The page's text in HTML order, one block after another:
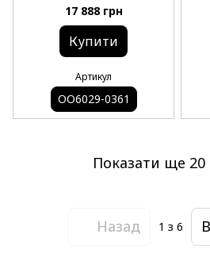
17 888 грн
Купити
Артикул
OO6029-0361
Показати ще 20
Назад 1 з 6